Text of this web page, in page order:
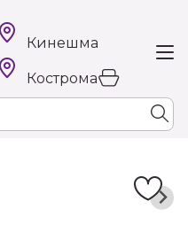
Кинешма
Кострома